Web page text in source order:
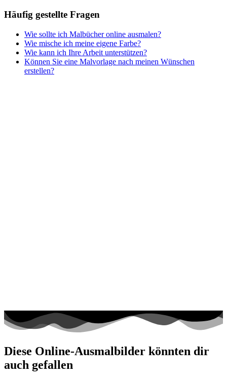
Häufig gestellte Fragen
Wie sollte ich Malbücher online ausmalen?
Wie mische ich meine eigene Farbe?
Wie kann ich Ihre Arbeit unterstützen?
Können Sie eine Malvorlage nach meinen Wünschen
erstellen?
Diese Online-Ausmalbilder könnten dir
auch gefallen